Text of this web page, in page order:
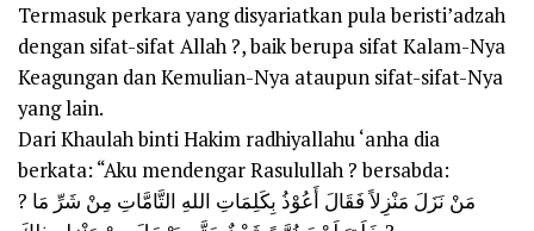
Termasuk perkara yang disyariatkan pula beristi’adzah
dengan sifat-sifat Allah ?, baik berupa sifat Kalam-Nya
Keagungan dan Kemulian-Nya ataupun sifat-sifat-Nya
yang lain.
Dari Khaulah binti Hakim radhiyallahu ‘anha dia
berkata: “Aku mendengar Rasulullah ? bersabda:
? مَنْ نَزَلَ مَنْزِلاً فَقَالَ أَعُوْذُ بِكَلِمَاتِ اللهِ التَّامَّاتِ مِنْ شَرِّ مَا